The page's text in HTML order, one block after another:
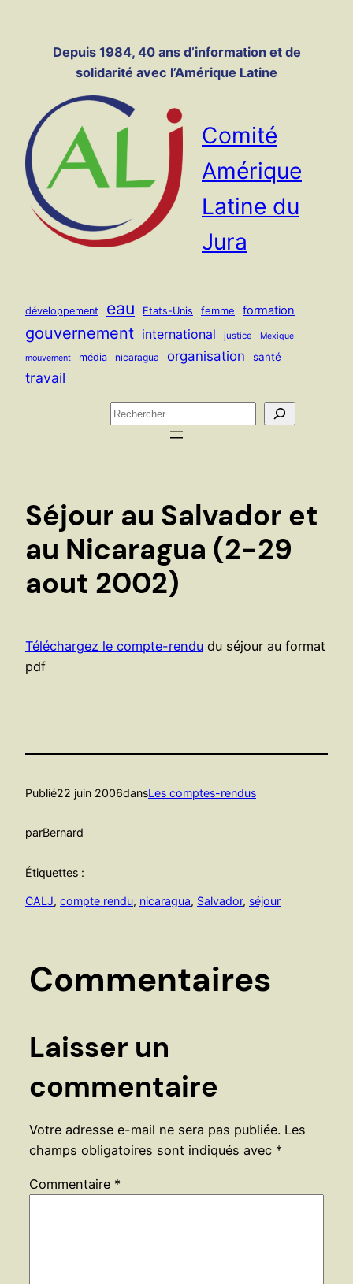
contenuDepuis 1984, 40 ans d’information et de
solidarité avec l’Amérique Latine
Comité
Amérique
Latine du
Jura
développement eau Etats-Unis femme formation
gouvernement international justice Mexique
mouvement média nicaragua organisation santé
travail
R
r
h
e
r
Séjour au Salvador et
au Nicaragua (2-29
aout 2002)
Téléchargez le compte-rendu du séjour au format
pdf
Publié22 juin 2006dansLes comptes-rendus
parBernard
Étiquettes :
CALJ, compte rendu, nicaragua, Salvador, séjour
Commentaires
Laisser un
commentaire
Votre adresse e-mail ne sera pas publiée. Les
champs obligatoires sont indiqués avec *
Commentaire *